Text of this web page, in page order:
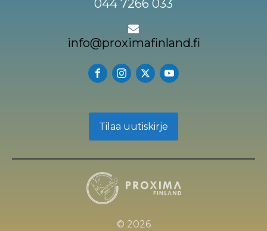
044 7266 033
info@proximafinland.fi
Tilaa uutiskirje
© 2026